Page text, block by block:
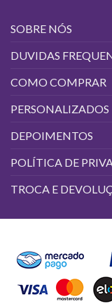
SOBRE NÓS
DUVIDAS
COMO COMPRAR
PERSONALIZADOS
DEPOIMENTOS
POLÍTICA DE
TROCA E